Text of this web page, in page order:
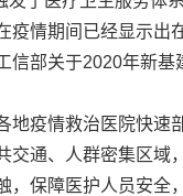
疫情期间已经显示出
信部关于2020年新基
地疫情救治医院快速
交通、人群密集区域
，保障医护人员安全